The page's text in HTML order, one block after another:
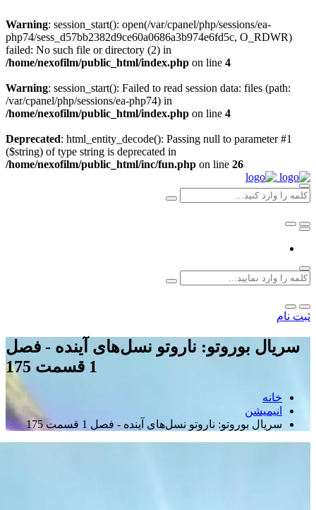
Warning: session_start(): open(/var/cpanel/php/sessions/ea-
php74/sess_d57bb2382d9ce60a0686a3b974e6fd5c, O_RDWR)
failed: No such file or directory (2) in
/home/nexofilm/public_html/index.php on line 4
Warning: session_start(): Failed to read session data: files (path:
/var/cpanel/php/sessions/ea-php74) in
/home/nexofilm/public_html/index.php on line 4
Deprecated: html_entity_decode(): Passing null to parameter #1
($string) of type string is deprecated in
/home/nexofilm/public_html/inc/fun.php on line 26
ثبت نام
سریال بوروتو: ناروتو نسل‌های آینده - فصل
1 قسمت 175
خانه
انیمیشن
سریال بوروتو: ناروتو نسل‌های آینده - فصل 1 قسمت 175